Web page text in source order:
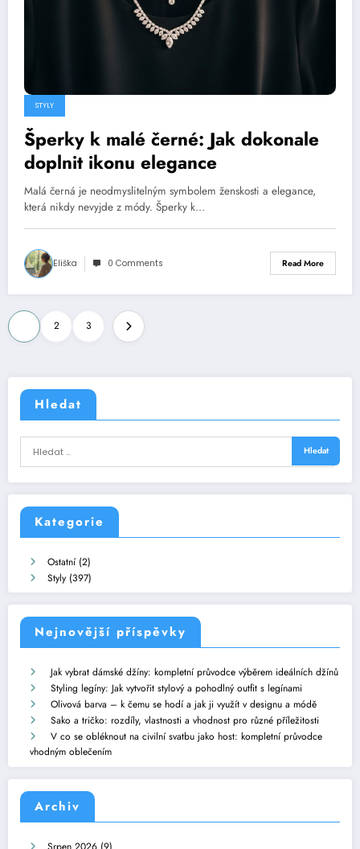
STYLY
Šperky k malé černé: Jak dokonale
doplnit ikonu elegance
Malá černá je neodmyslitelným symbolem ženskosti a elegance,
která nikdy nevyjde z módy. Šperky k…
Eliška 0 Comments Read More
Stránkování
příspěvků
2 3
Hledat
Kategorie
Ostatní(2)
Styly (397)
Nejnovější příspěvky
Jak vybrat dámské džíny: kompletní průvodce výběrem ideálních džínů
Styling legíny: Jak vytvořit stylový a pohodlný outfit s legínami
Olivová barva – k čemu se hodí a jak ji využít v designu a módě
Sako a tričko: rozdíly, vlastnosti a vhodnost pro různé příležitosti
V co se obléknout na civilní svatbu jako host: kompletní průvodce
vhodným oblečením
Archiv